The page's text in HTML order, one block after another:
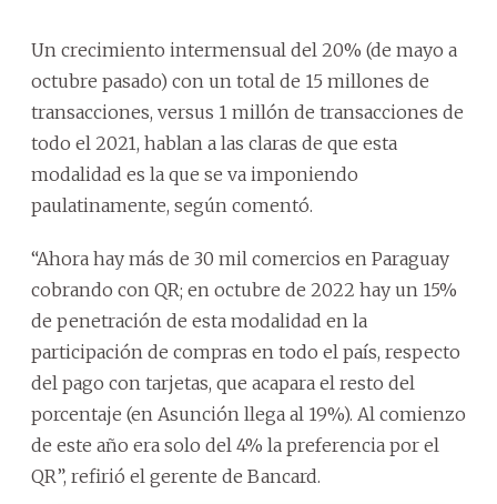
Un crecimiento intermensual del 20% (de mayo a
octubre pasado) con un total de 15 millones de
transacciones, versus 1 millón de transacciones de
todo el 2021, hablan a las claras de que esta
modalidad es la que se va imponiendo
paulatinamente, según comentó.
“Ahora hay más de 30 mil comercios en Paraguay
cobrando con QR; en octubre de 2022 hay un 15%
de penetración de esta modalidad en la
participación de compras en todo el país, respecto
del pago con tarjetas, que acapara el resto del
porcentaje (en Asunción llega al 19%). Al comienzo
de este año era solo del 4% la preferencia por el
QR”, refirió el gerente de Bancard.